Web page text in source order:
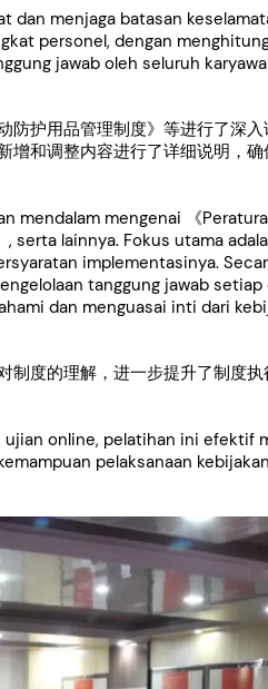
dan menjaga batasan
personel, dengan
jawab oleh seluruh
护用品管理制度》等进行了深
和调整内容进行了详细说明，
mendalam mengenai 《
serta lainnya. Fokus utama
implementasinya.
tanggung jawab
dan menguasai inti dari
度的理解，进一步提升了制度
online, pelatihan ini efektif
pelaksanaan